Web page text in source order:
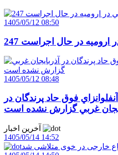
1405/05/12 08:50
در اروميه در حال اجراست
1405/05/12 08:48
فوق حاد پرندگان در
غربي گزارش نشده است
1405/05/14 14:52
خارجی در خوی متلاشی شد